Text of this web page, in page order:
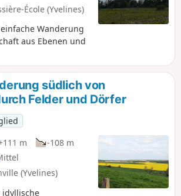
École (Yvelines)
Wanderung
aus Ebenen und
südlich von
Felder und Dörfer
m
-108 m
(Yvelines)
idyllische